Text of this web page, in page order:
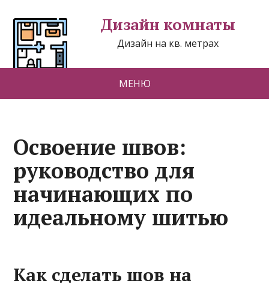
Дизайн комнаты
Дизайн на кв. метрах
МЕНЮ
Освоение швов:
руководство для
начинающих по
идеальному шитью
Как сделать шов на